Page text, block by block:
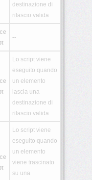
destinazione di
rilascio valida
--
Lo script viene
eseguito quando
un elemento
lascia una
destinazione di
rilascio valida
Lo script viene
eseguito quando
un elemento
viene trascinato
su una